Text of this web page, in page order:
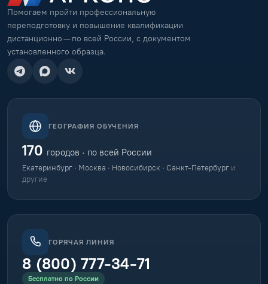
Помогаем пройти профессиональную
переподготовку и повышение квалификации
дистанционно — по всей России, с документом
установленного образца.
ГЕОГРАФИЯ ОБУЧЕНИЯ
170 городов · по всей России
Екатеринбург · Москва · Новосибирск · Санкт-Петербург и
другие
ГОРЯЧАЯ ЛИНИЯ
8 (800) 777-34-71
Бесплатно по России